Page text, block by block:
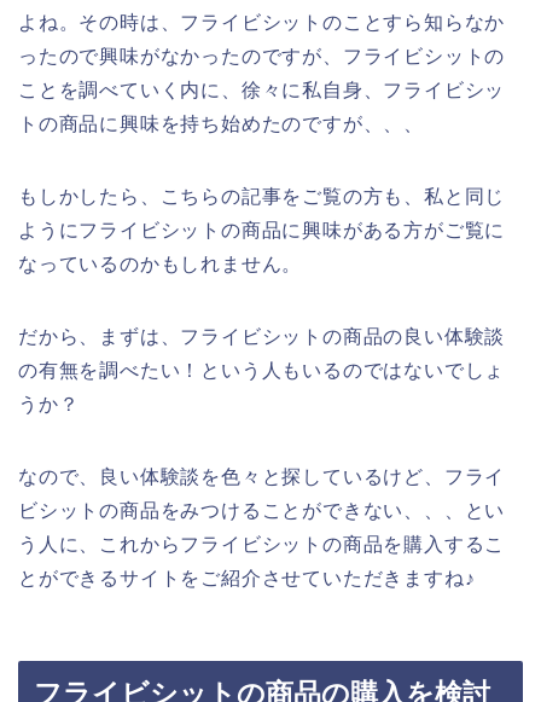
よね。その時は、フライビシットのことすら知らなか
ったので興味がなかったのですが、フライビシットの
ことを調べていく内に、徐々に私自身、フライビシッ
トの商品に興味を持ち始めたのですが、、、
もしかしたら、こちらの記事をご覧の方も、私と同じ
ようにフライビシットの商品に興味がある方がご覧に
なっているのかもしれません。
だから、まずは、フライビシットの商品の良い体験談
の有無を調べたい！という人もいるのではないでしょ
うか？
なので、良い体験談を色々と探しているけど、フライ
ビシットの商品をみつけることができない、、、とい
う人に、これからフライビシットの商品を購入するこ
とができるサイトをご紹介させていただきますね♪
フライビシットの商品の購入を検討